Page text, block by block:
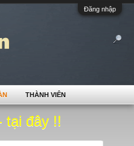
Đăng nhập
tại đây !!
THÀNH VIÊN